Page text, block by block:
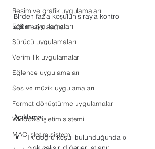
Resim ve grafik uygulamaları
Eğitim uygulamaları
Sürücü uygulamaları
Verimlilik uygulamaları
Eğlence uygulamaları
Ses ve müzik uygulamaları
Format dönüştürme uygulamaları
Windows işletim sistemi
MAC işletim sistemi
Birden fazla koşulun sırayla kontrol
edilmesini sağlar.
Açıklama:
İlk doğru koşul bulunduğunda o